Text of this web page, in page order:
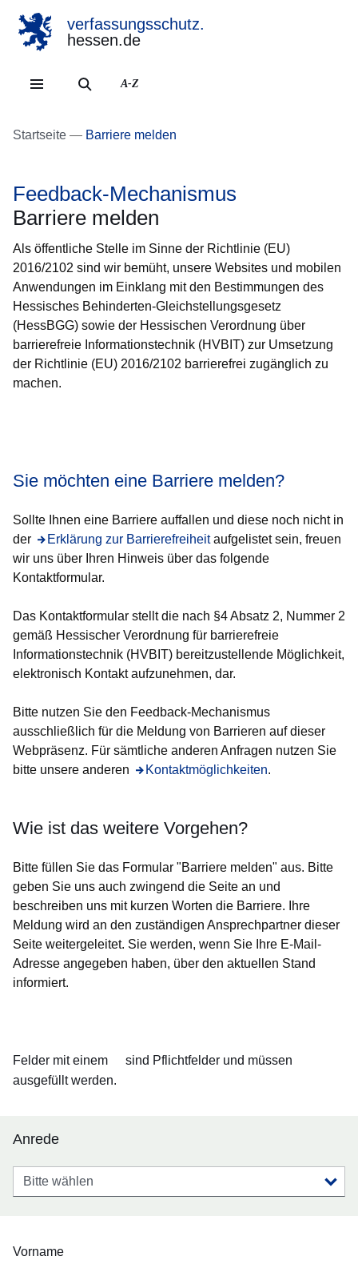
verfassungsschutz.
hessen.de
A-Z
Startseite Barriere melden
Feedback-Mechanismus
Barriere melden
Als öffentliche Stelle im Sinne der Richtlinie (EU)
2016/2102 sind wir bemüht, unsere Websites und mobilen
Anwendungen im Einklang mit den Bestimmungen des
Hessisches Behinderten-Gleichstellungsgesetz
(HessBGG) sowie der Hessischen Verordnung über
barrierefreie Informationstechnik (HVBIT) zur Umsetzung
der Richtlinie (EU) 2016/2102 barrierefrei zugänglich zu
machen.
Sie möchten eine Barriere melden?
Sollte Ihnen eine Barriere auffallen und diese noch nicht in
der
Erklärung zur Barrierefreiheit
Öffnet sich in einem neuen Fensteraufgelistet sein, freuen
wir uns über Ihren Hinweis über das folgende
Kontaktformular.
Das Kontaktformular stellt die nach §4 Absatz 2, Nummer 2
gemäß Hessischer Verordnung für barrierefreie
Informationstechnik (HVBIT) bereitzustellende Möglichkeit,
elektronisch Kontakt aufzunehmen, dar.
Bitte nutzen Sie den Feedback-Mechanismus
ausschließlich für die Meldung von Barrieren auf dieser
Webpräsenz. Für sämtliche anderen Anfragen nutzen Sie
bitte unsere anderen
Kontaktmöglichkeiten
Öffnet sich in einem neuen Fenster
.
Wie ist das weitere Vorgehen?
Bitte füllen Sie das Formular "Barriere melden" aus. Bitte
geben Sie uns auch zwingend die Seite an und
beschreiben uns mit kurzen Worten die Barriere. Ihre
Meldung wird an den zuständigen Ansprechpartner dieser
Seite weitergeleitet. Sie werden, wenn Sie Ihre E-Mail-
Adresse angegeben haben, über den aktuellen Stand
informiert.
Felder mit einem
sind Pflichtfelder und müssen
ausgefüllt werden.
Anrede
Anrede
Vorname